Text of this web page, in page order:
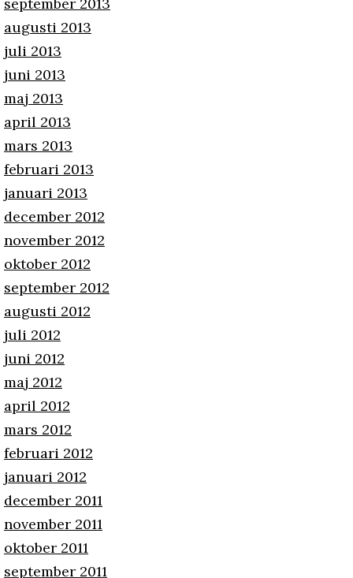
augusti 2013
juli 2013
juni 2013
maj 2013
april 2013
mars 2013
februari 2013
januari 2013
december 2012
november 2012
oktober 2012
september 2012
augusti 2012
juli 2012
juni 2012
maj 2012
april 2012
mars 2012
februari 2012
januari 2012
december 2011
november 2011
oktober 2011
september 2011